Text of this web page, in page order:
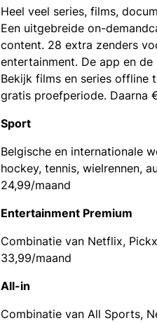
Heel veel series, films,
Een uitgebreide on-
content. 28 extra zenders
entertainment. De app en
Bekijk films en series offline
gratis proefperiode. Daarna
Sport
Belgische en internationale
hockey, tennis, wielrennen,
24,99/maand
Entertainment Premium
Combinatie van Netflix,
33,99/maand
All-in
Combinatie van All Sports,